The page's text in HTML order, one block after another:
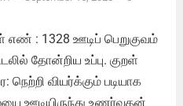
எண் : 1328 ஊடிப் பெறுகுவம்
தோன்றிய உப்பு. குறள்
வியர்க்கும் படியாக
ஊடியிருந்து உணர்வதன்